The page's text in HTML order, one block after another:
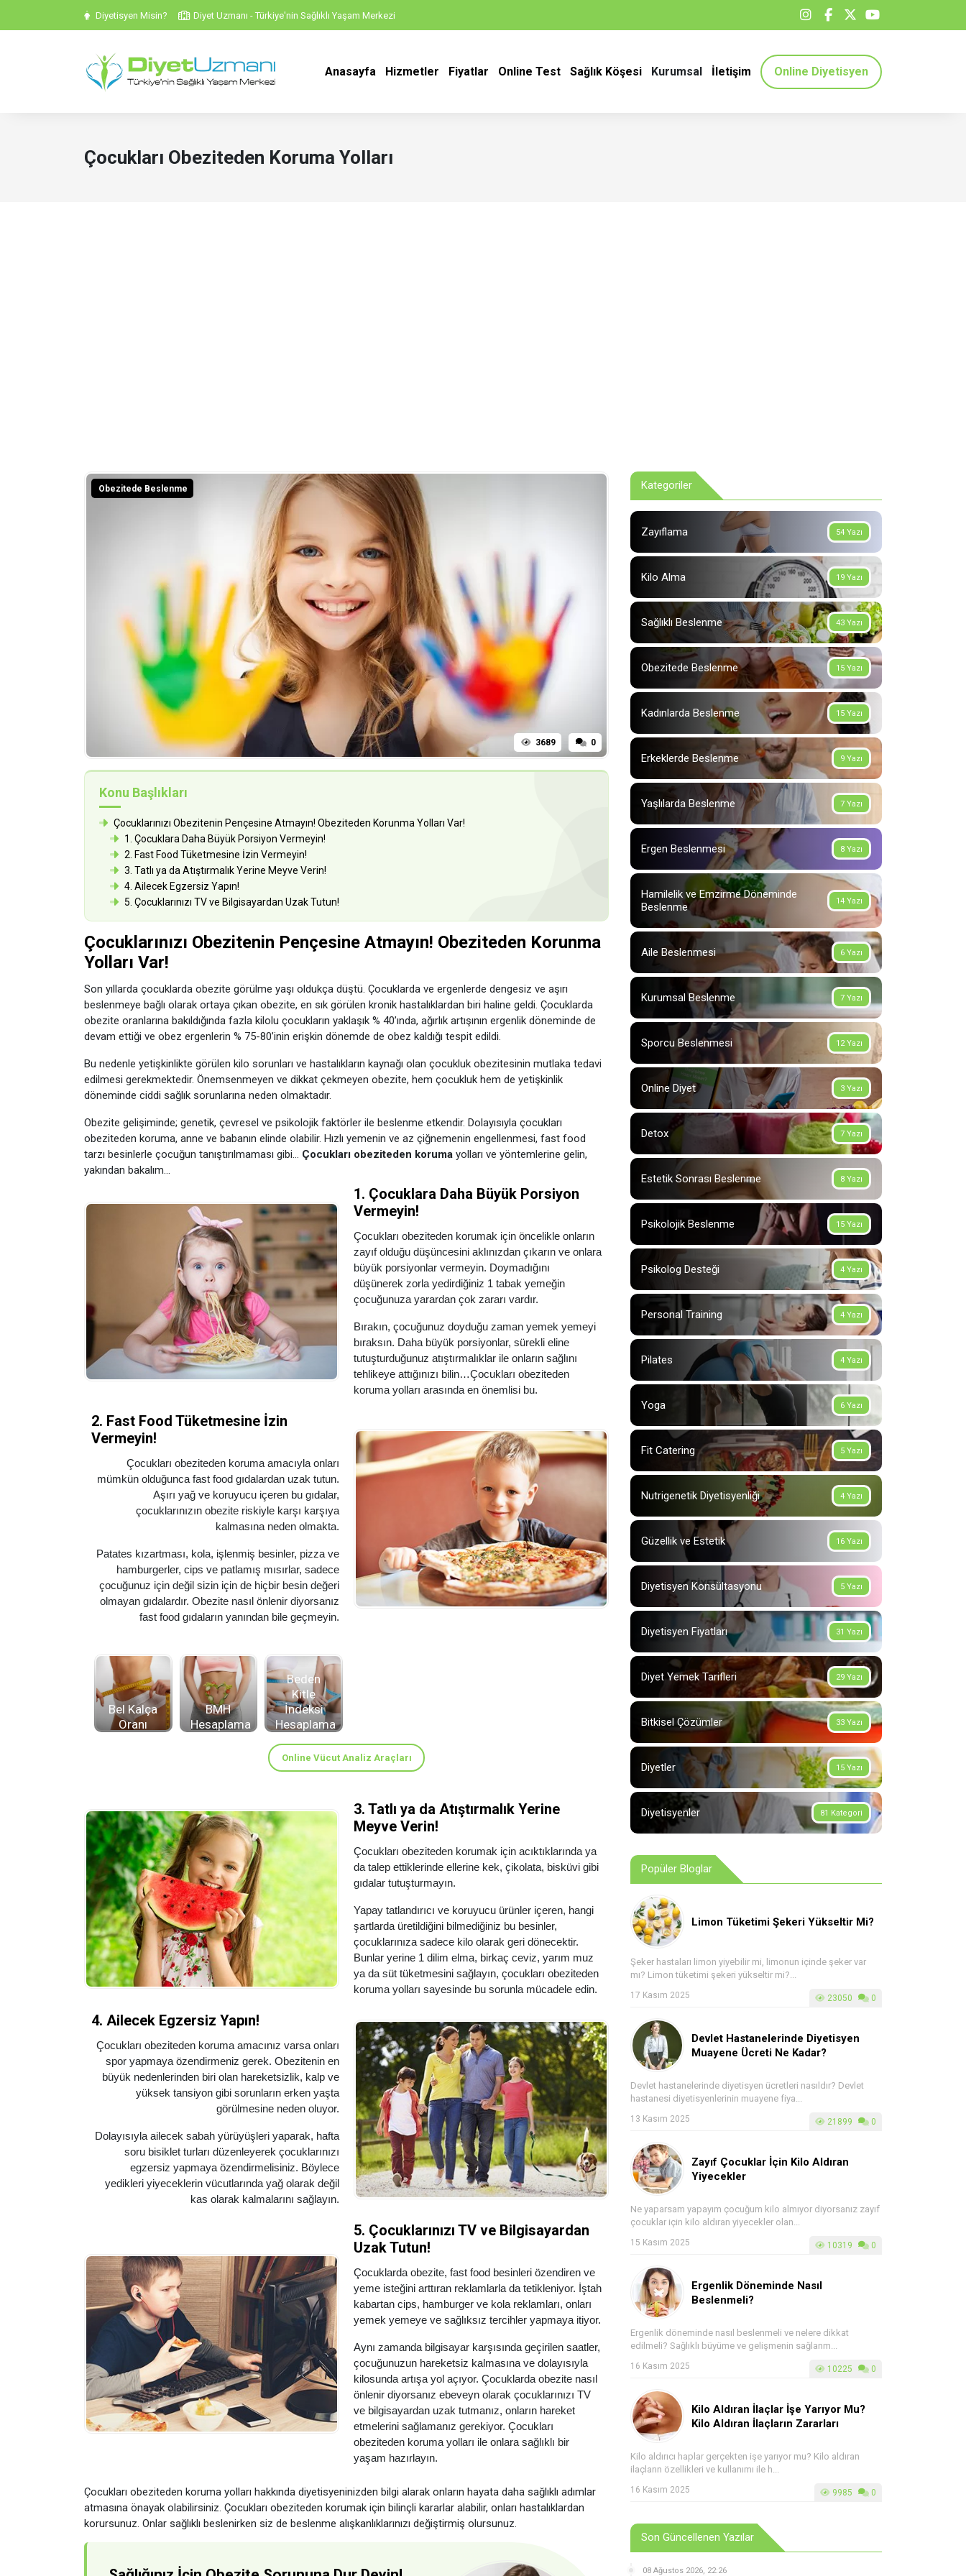
Diyetisyen Misin? Diyet Uzmanı - Türkiye'nin Sağlıklı Yaşam Merkezi
Anasayfa Hizmetler Fiyatlar Online Test Sağlık Köşesi Kurumsal İletişim Online Diyetisyen
Çocukları Obeziteden Koruma Yolları
Obezitede Beslenme
3689 0
Konu Başlıkları
Çocuklarınızı Obezitenin Pençesine Atmayın! Obeziteden Korunma Yolları Var!
1. Çocuklara Daha Büyük Porsiyon Vermeyin!
2. Fast Food Tüketmesine İzin Vermeyin!
3. Tatlı ya da Atıştırmalık Yerine Meyve Verin!
4. Ailecek Egzersiz Yapın!
5. Çocuklarınızı TV ve Bilgisayardan Uzak Tutun!
Çocuklarınızı Obezitenin Pençesine Atmayın! Obeziteden Korunma
Yolları Var!
Son yıllarda çocuklarda obezite görülme yaşı oldukça düştü. Çocuklarda ve ergenlerde dengesiz ve aşırı
beslenmeye bağlı olarak ortaya çıkan obezite, en sık görülen kronik hastalıklardan biri haline geldi. Çocuklarda
obezite oranlarına bakıldığında fazla kilolu çocukların yaklaşık % 40’ında, ağırlık artışının ergenlik döneminde de
devam ettiği ve obez ergenlerin % 75-80’inin erişkin dönemde de obez kaldığı tespit edildi.
Bu nedenle yetişkinlikte görülen kilo sorunları ve hastalıkların kaynağı olan çocukluk obezitesinin mutlaka tedavi
edilmesi gerekmektedir. Önemsenmeyen ve dikkat çekmeyen obezite, hem çocukluk hem de yetişkinlik
döneminde ciddi sağlık sorunlarına neden olmaktadır.
Obezite gelişiminde; genetik, çevresel ve psikolojik faktörler ile beslenme etkendir. Dolayısıyla çocukları
obeziteden koruma, anne ve babanın elinde olabilir. Hızlı yemenin ve az çiğnemenin engellenmesi, fast food
tarzı besinlerle çocuğun tanıştırılmaması gibi… Çocukları obeziteden koruma yolları ve yöntemlerine gelin,
yakından bakalım…
1. Çocuklara Daha Büyük Porsiyon
Vermeyin!
Çocukları obeziteden korumak için öncelikle onların
zayıf olduğu düşüncesini aklınızdan çıkarın ve onlara
büyük porsiyonlar vermeyin. Doymadığını
düşünerek zorla yedirdiğiniz 1 tabak yemeğin
çocuğunuza yarardan çok zararı vardır.
Bırakın, çocuğunuz doyduğu zaman yemek yemeyi
bıraksın. Daha büyük porsiyonlar, sürekli eline
tutuşturduğunuz atıştırmalıklar ile onların sağlını
tehlikeye attığınızı bilin…Çocukları obeziteden
koruma yolları arasında en önemlisi bu.
2. Fast Food Tüketmesine İzin
Vermeyin!
Çocukları obeziteden koruma amacıyla onları
mümkün olduğunca fast food gıdalardan uzak tutun.
Aşırı yağ ve koruyucu içeren bu gıdalar,
çocuklarınızın obezite riskiyle karşı karşıya
kalmasına neden olmakta.
Patates kızartması, kola, işlenmiş besinler, pizza ve
hamburgerler, cips ve patlamış mısırlar, sadece
çocuğunuz için değil sizin için de hiçbir besin değeri
olmayan gıdalardır. Obezite nasıl önlenir diyorsanız
fast food gıdaların yanından bile geçmeyin.
Bel Kalça
Oranı
BMH
Hesaplama
Beden
Kitle
İndeksi
Hesaplama
Online Vücut Analiz Araçları
3. Tatlı ya da Atıştırmalık Yerine
Meyve Verin!
Çocukları obeziteden korumak için acıktıklarında ya
da talep ettiklerinde ellerine kek, çikolata, bisküvi gibi
gıdalar tutuşturmayın.
Yapay tatlandırıcı ve koruyucu ürünler içeren, hangi
şartlarda üretildiğini bilmediğiniz bu besinler,
çocuklarınıza sadece kilo olarak geri dönecektir.
Bunlar yerine 1 dilim elma, birkaç ceviz, yarım muz
ya da süt tüketmesini sağlayın, çocukları obeziteden
koruma yolları sayesinde bu sorunla mücadele edin.
4. Ailecek Egzersiz Yapın!
Çocukları obeziteden koruma amacınız varsa onları
spor yapmaya özendirmeniz gerek. Obezitenin en
büyük nedenlerinden biri olan hareketsizlik, kalp ve
yüksek tansiyon gibi sorunların erken yaşta
görülmesine neden oluyor.
Dolayısıyla ailecek sabah yürüyüşleri yaparak, hafta
soru bisiklet turları düzenleyerek çocuklarınızı
egzersiz yapmaya özendirmelisiniz. Böylece
yedikleri yiyeceklerin vücutlarında yağ olarak değil
kas olarak kalmalarını sağlayın.
5. Çocuklarınızı TV ve Bilgisayardan
Uzak Tutun!
Çocuklarda obezite, fast food besinleri özendiren ve
yeme isteğini arttıran reklamlarla da tetikleniyor. İştah
kabartan cips, hamburger ve kola reklamları, onları
yemek yemeye ve sağlıksız tercihler yapmaya itiyor.
Aynı zamanda bilgisayar karşısında geçirilen saatler,
çocuğunuzun hareketsiz kalmasına ve dolayısıyla
kilosunda artışa yol açıyor. Çocuklarda obezite nasıl
önlenir diyorsanız ebeveyn olarak çocuklarınızı TV
ve bilgisayardan uzak tutmanız, onların hareket
etmelerini sağlamanız gerekiyor. Çocukları
obeziteden koruma yolları ile onlara sağlıklı bir
yaşam hazırlayın.
Çocukları obeziteden koruma yolları hakkında diyetisyeninizden bilgi alarak onların hayata daha sağlıklı adımlar
atmasına önayak olabilirsiniz. Çocukları obeziteden korumak için bilinçli kararlar alabilir, onları hastalıklardan
korursunuz. Onlar sağlıklı beslenirken siz de beslenme alışkanlıklarınızı değiştirmiş olursunuz.
Kategoriler
54 Yazı
Zayıflama
19 Yazı
Kilo Alma
43 Yazı
Sağlıklı Beslenme
15 Yazı
Obezitede Beslenme
15 Yazı
Kadınlarda Beslenme
9 Yazı
Erkeklerde Beslenme
7 Yazı
Yaşlılarda Beslenme
8 Yazı
Ergen Beslenmesi
14 Yazı
Hamilelik ve Emzirme Döneminde
Beslenme
6 Yazı
Aile Beslenmesi
7 Yazı
Kurumsal Beslenme
12 Yazı
Sporcu Beslenmesi
3 Yazı
Online Diyet
7 Yazı
Detox
8 Yazı
Estetik Sonrası Beslenme
15 Yazı
Psikolojik Beslenme
4 Yazı
Psikolog Desteği
4 Yazı
Personal Training
4 Yazı
Pilates
6 Yazı
Yoga
5 Yazı
Fit Catering
4 Yazı
Nutrigenetik Diyetisyenliği
16 Yazı
Güzellik ve Estetik
5 Yazı
Diyetisyen Konsültasyonu
31 Yazı
Diyetisyen Fiyatları
29 Yazı
Diyet Yemek Tarifleri
33 Yazı
Bitkisel Çözümler
15 Yazı
Diyetler
81 Kategori
Diyetisyenler
Popüler Bloglar
Limon Tüketimi Şekeri Yükseltir Mi?
Şeker hastaları limon yiyebilir mi, limonun içinde şeker var
mı? Limon tüketimi şekeri yükseltir mi?...
17 Kasım 2025 23050 0
Devlet Hastanelerinde Diyetisyen
Muayene Ücreti Ne Kadar?
Devlet hastanelerinde diyetisyen ücretleri nasıldır? Devlet
hastanesi diyetisyenlerinin muayene fiya...
13 Kasım 2025 21899 0
Zayıf Çocuklar İçin Kilo Aldıran
Yiyecekler
Ne yaparsam yapayım çocuğum kilo almıyor diyorsanız zayıf
çocuklar için kilo aldıran yiyecekler olan...
15 Kasım 2025 10319 0
Ergenlik Döneminde Nasıl
Beslenmeli?
Ergenlik döneminde nasıl beslenmeli ve nelere dikkat
edilmeli? Sağlıklı büyüme ve gelişmenin sağlanm...
16 Kasım 2025 10225 0
Kilo Aldıran İlaçlar İşe Yarıyor Mu?
Kilo Aldıran İlaçların Zararları
Kilo aldırıcı haplar gerçekten işe yarıyor mu? Kilo aldıran
ilaçların özellikleri ve kullanımı ile h...
16 Kasım 2025 9985 0
Son Güncellenen Yazılar
08 Ağustos 2026, 22:26